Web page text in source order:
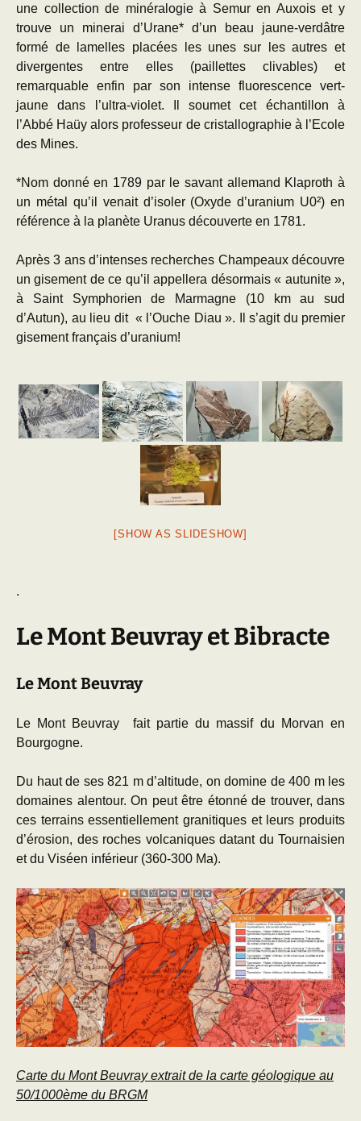
une collection de minéralogie à Semur en Auxois et y
trouve un minerai d’Urane* d’un beau jaune-verdâtre
formé de lamelles placées les unes sur les autres et
divergentes entre elles (paillettes clivables) et
remarquable enfin par son intense fluorescence vert-
jaune dans l’ultra-violet. Il soumet cet échantillon à
l’Abbé Haüy alors professeur de cristallographie à l’Ecole
des Mines.
*Nom donné en 1789 par le savant allemand Klaproth à
un métal qu’il venait d’isoler (Oxyde d’uranium U0²) en
référence à la planète Uranus découverte en 1781.
Après 3 ans d’intenses recherches Champeaux découvre
un gisement de ce qu’il appellera désormais « autunite »,
à Saint Symphorien de Marmagne (10 km au sud
d’Autun), au lieu dit « l’Ouche Diau ». Il s’agit du premier
gisement français d’uranium!
[SHOW AS SLIDESHOW]
.
Le Mont Beuvray et Bibracte
Le Mont Beuvray
Le Mont Beuvray fait partie du massif du Morvan en
Bourgogne.
Du haut de ses 821 m d’altitude, on domine de 400 m les
domaines alentour. On peut être étonné de trouver, dans
ces terrains essentiellement granitiques et leurs produits
d’érosion, des roches volcaniques datant du Tournaisien
et du Viséen inférieur (360-300 Ma).
Carte du Mont Beuvray extrait de la carte géologique au
50/1000ème du BRGM